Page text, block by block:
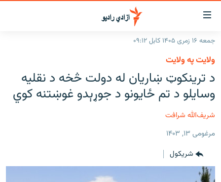
د
لاسرسۍ
وړ
لېنکونه
اصلي
متن
ته
ورتلل
اصلي
ته
لټون
افغانستانخبرونه
مرکې
اونیزې خپرونې
انځوریزه برخه
ورزش
جمعه ۱۶ زمری ۱۴۰۵ کابل ۰۹:۱۲
ولایت په ولایت
د ترينکوټ ښاريان له دولت څخه د نقلیه
وسایلو د تم ځایونو د جوړېدو غوښتنه کوي
شریف‌الله شرافت
مرغومی ۱۳, ۱۴۰۳
شريکول